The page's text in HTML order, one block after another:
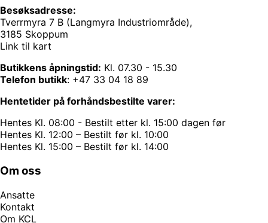
Besøksadresse:
Tverrmyra 7 B (Langmyra Industriområde),
3185 Skoppum
Link til kart
Butikkens åpningstid: Kl. 07.30 - 15.30
Telefon butikk: +47 33 04 18 89
Hentetider på forhåndsbestilte varer:
Hentes Kl. 08:00 - Bestilt etter kl. 15:00 dagen før
Hentes Kl. 12:00 – Bestilt før kl. 10:00
Hentes Kl. 15:00 – Bestilt før kl. 14:00
Om oss
Ansatte
Kontakt
Om KCL